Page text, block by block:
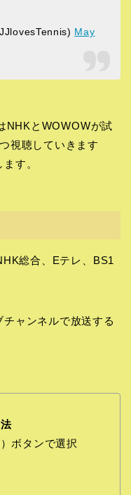
May
NHKとWOWOWが試
視聴していきます
す。
総合、Eテレ、BS1
ャンネルで放送する
ボタンで選択